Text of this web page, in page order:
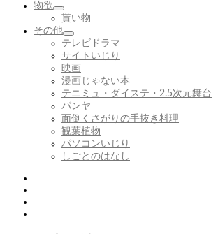
ー
展
開
物欲
サ
ブ
メ
ニ
ュ
ー
を
展
開
貰い物
その他
サ
ブ
メ
ニ
ュ
ー
を
展
開
テレビドラマ
サイトいじり
映画
漫画じゃない本
テニミュ・ダイステ・2.5次元舞台
パンヤ
面倒くさがりの手抜き料理
観葉植物
パソコンいじり
しごとのはなし